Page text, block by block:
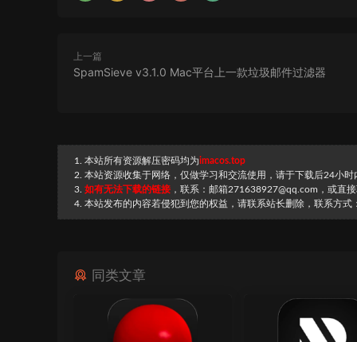
上一篇
SpamSieve v3.1.0 Mac平台上一款垃圾邮件过滤器
1. 本站所有资源解压密码均为imacos.top
2. 本站资源收集于网络，仅做学习和交流使用，请于下载后24小
3. 如有无法下载的链接 ，联系：邮箱271638927@qq.com，或直
4. 本站发布的内容若侵犯到您的权益，请联系站长删除，联系方
同类文章